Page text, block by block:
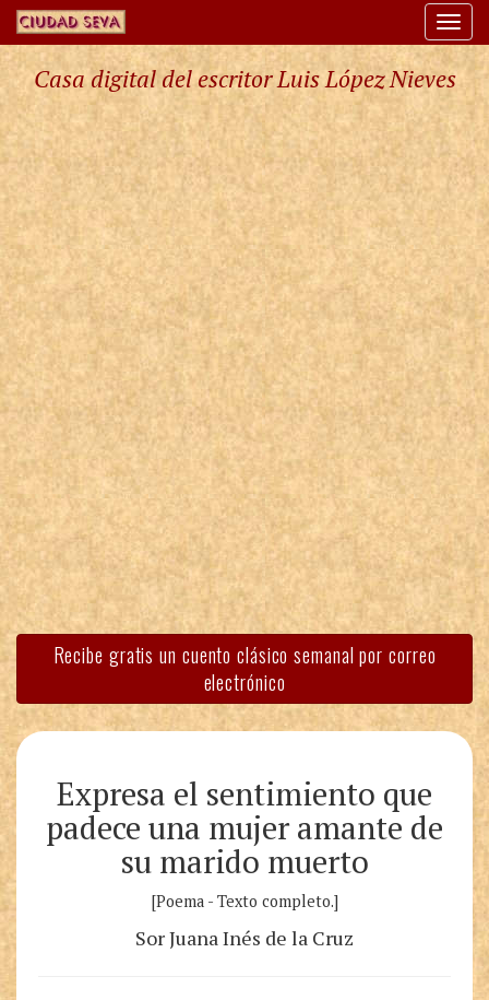
Casa digital del escritor Luis López Nieves
Recibe gratis un cuento clásico semanal por correo
electrónico
Expresa el sentimiento que
padece una mujer amante de
su marido muerto
[Poema - Texto completo.]
Sor Juana Inés de la Cruz